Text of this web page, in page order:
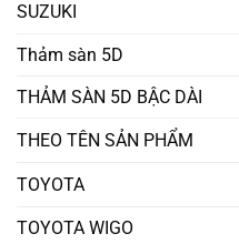
SUZUKI
Thảm sàn 5D
THẢM SÀN 5D BẬC DÀI
THEO TÊN SẢN PHẨM
TOYOTA
TOYOTA WIGO